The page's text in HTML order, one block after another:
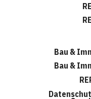
Bau &
Bau &